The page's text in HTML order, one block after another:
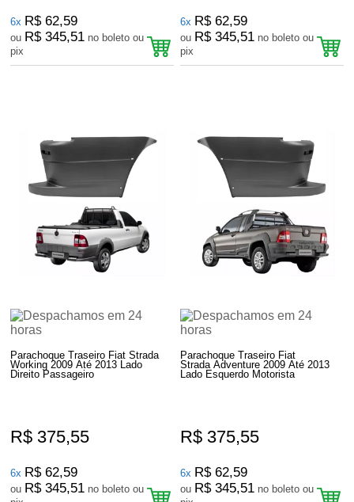
6x R$ 62,59
ou R$ 345,51 no boleto ou
pix
6x R$ 62,59
ou R$ 345,51 no boleto ou
pix
Parachoque Traseiro Fiat Strada
Working 2009 Até 2013 Lado
Direito Passageiro
R$ 375,55
6x R$ 62,59
ou R$ 345,51 no boleto ou
Parachoque Traseiro Fiat
Strada Adventure 2009 Até 2013
Lado Esquerdo Motorista
R$ 375,55
6x R$ 62,59
ou R$ 345,51 no boleto ou